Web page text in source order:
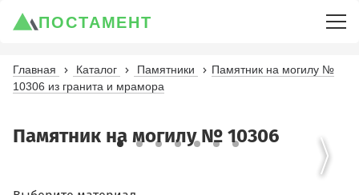
ПОСТАМЕНТ
Главная Каталог Памятники
Памятник на могилу №
10306 из гранита и мрамора
Памятник на могилу № 10306